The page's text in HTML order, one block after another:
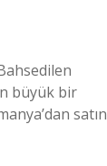
büyük bir
satın